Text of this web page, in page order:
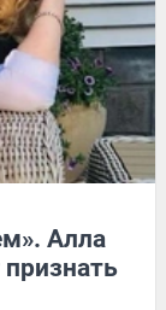
Алла